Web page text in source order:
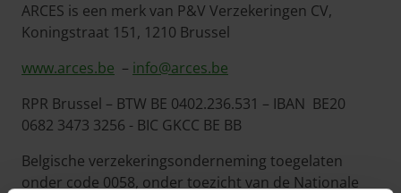
ARCES is een merk van P&V Verzekeringen CV,
Koningstraat 151, 1210 Brussel
www.arces.be – info@arces.be
RPR Brussel – BTW BE 0402.236.531 – IBAN BE20
0682 3473 3256 - BIC GKCC BE BB
Belgische verzekeringsonderneming toegelaten
onder code 0058, onder toezicht van de Nationale